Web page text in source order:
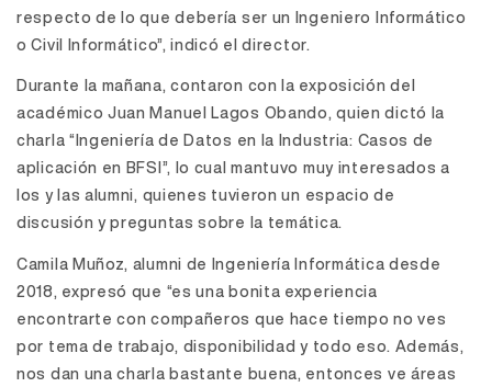
respecto de lo que debería ser un Ingeniero Informático
o Civil Informático”, indicó el director.
Durante la mañana, contaron con la exposición del
académico Juan Manuel Lagos Obando, quien dictó la
charla “Ingeniería de Datos en la Industria: Casos de
aplicación en BFSI”, lo cual mantuvo muy interesados a
los y las alumni, quienes tuvieron un espacio de
discusión y preguntas sobre la temática.
Camila Muñoz, alumni de Ingeniería Informática desde
2018, expresó que “es una bonita experiencia
encontrarte con compañeros que hace tiempo no ves
por tema de trabajo, disponibilidad y todo eso. Además,
nos dan una charla bastante buena, entonces ve áreas